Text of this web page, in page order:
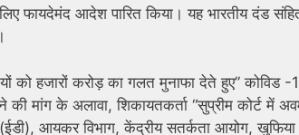
आदेश पारित किया। यह भारतीय दंड
को हजारों करोड़ का गलत मुनाफा देते हुए” कोविड
मांग के अलावा, शिकायतकर्ता “सुप्रीम कोर्ट में
आयकर विभाग, केंद्रीय सतर्कता आयोग, खुफिया